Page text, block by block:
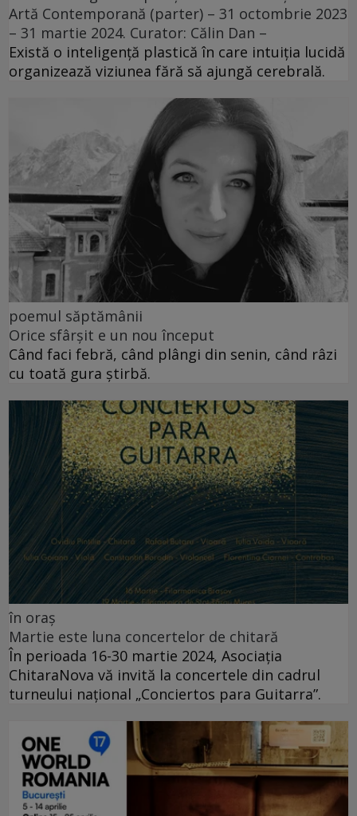
Artă Contemporană (parter) – 31 octombrie 2023
– 31 martie 2024. Curator: Călin Dan –
Există o inteligență plastică în care intuiția lucidă
organizează viziunea fără să ajungă cerebrală.
poemul săptămânii
Orice sfârșit e un nou început
Când faci febră, când plângi din senin, când râzi
cu toată gura știrbă.
în oraș
Martie este luna concertelor de chitară
În perioada 16-30 martie 2024, Asociația
ChitaraNova vă invită la concertele din cadrul
turneului național „Conciertos para Guitarra”.